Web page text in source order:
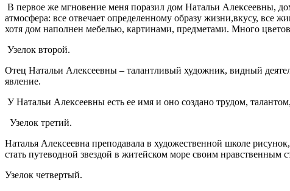
В первое же мгновение меня поразил дом Натальи Алексеевны,
атмосфера: все отвечает определенному образу жизни,вкусу, все
хотя дом наполнен мебелью, картинами, предметами. Много
Узелок второй.
Отец Натальи Алексеевны – талантливый художник, видный
явление.
У Натальи Алексеевны есть ее имя и оно создано трудом,
Узелок третий.
Наталья Алексеевна преподавала в художественной школе
стать путеводной звездой в житейском море своим
Узелок четвертый.